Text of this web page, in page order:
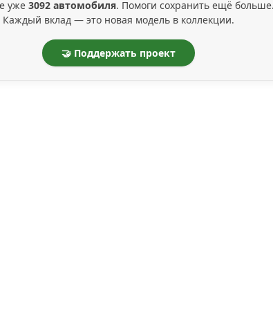
уже 3092 автомобиля. Помоги сохранить ещё
Каждый вклад — это новая модель в коллекции.
🤝 Поддержать проект